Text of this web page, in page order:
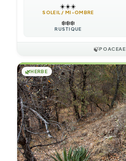
☀️☀️☀️
SOLEIL / MI-OMBRE
❄️❄️❄️
RUSTIQUE
🍃POACEAE
🌿HERBE